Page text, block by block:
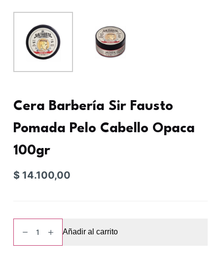
Cera Barbería Sir Fausto
Pomada Pelo Cabello Opaca
100gr
$14.100,00
Barbería
Sir
Añadir al carrito